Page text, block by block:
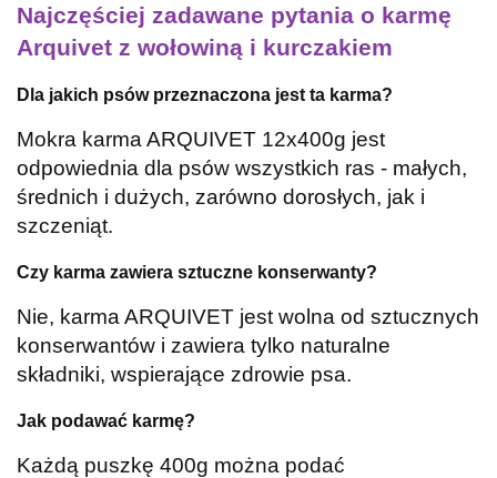
Najczęściej zadawane pytania o karmę
Arquivet z wołowiną i kurczakiem
Dla jakich psów przeznaczona jest ta karma?
Mokra karma ARQUIVET 12x400g jest
odpowiednia dla psów wszystkich ras - małych,
średnich i dużych, zarówno dorosłych, jak i
szczeniąt.
Czy karma zawiera sztuczne konserwanty?
Nie, karma ARQUIVET jest wolna od sztucznych
konserwantów i zawiera tylko naturalne
składniki, wspierające zdrowie psa.
Jak podawać karmę?
Każdą puszkę 400g można podać